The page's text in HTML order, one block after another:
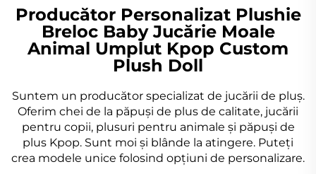
Producător Personalizat Plushie
Breloc Baby Jucărie Moale
Animal Umplut Kpop Custom
Plush Doll
Suntem un producător specializat de jucării de pluş.
Oferim chei de la păpuşi de plus de calitate, jucării
pentru copii, plusuri pentru animale şi păpuşi de
plus Kpop. Sunt moi şi blânde la atingere. Puteți
crea modele unice folosind opțiuni de personalizare.